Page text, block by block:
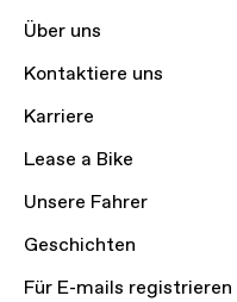
Über uns
Kontaktiere uns
Karriere
Lease a Bike
Unsere Fahrer
Geschichten
Für E-mails registrieren